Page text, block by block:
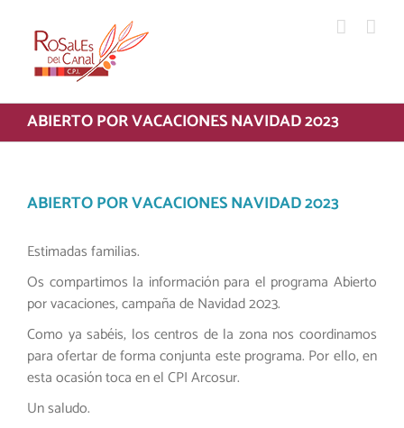
contenido
ABIERTO POR VACACIONES NAVIDAD 2023
ABIERTO POR VACACIONES NAVIDAD 2023
Estimadas familias.
Os compartimos la información para el programa Abierto
por vacaciones, campaña de Navidad 2023.
Como ya sabéis, los centros de la zona nos coordinamos
para ofertar de forma conjunta este programa. Por ello, en
esta ocasión toca en el CPI Arcosur.
Un saludo.